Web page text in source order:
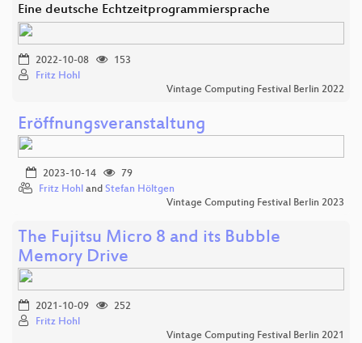
Eine deutsche Echtzeitprogrammiersprache
2022-10-08
153
Fritz Hohl
Vintage Computing Festival Berlin 2022
Eröffnungsveranstaltung
2023-10-14
79
Fritz Hohl and Stefan Höltgen
Vintage Computing Festival Berlin 2023
The Fujitsu Micro 8 and its Bubble
Memory Drive
2021-10-09
252
Fritz Hohl
Vintage Computing Festival Berlin 2021